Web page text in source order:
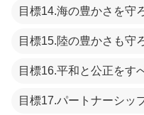
目標14.海の豊かさを守
目標15.陸の豊かさも守
目標16.平和と公正をす
目標17.パートナーシッ